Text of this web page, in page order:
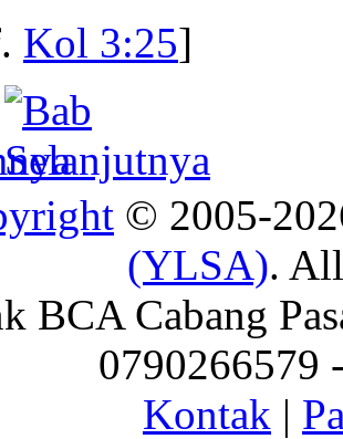
Kol 3:25]
© 2005-
(YLSA).
BCA Cabang
0790266579
Kontak |